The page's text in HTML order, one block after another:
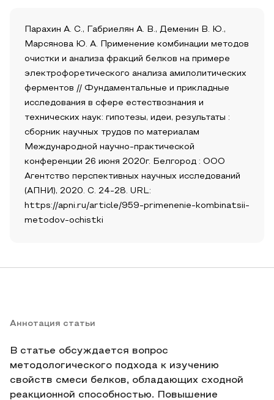
Парахин А. С., Габриелян А. В., Деменин В. Ю.,
Марсянова Ю. А. Применение комбинации методов
очистки и анализа фракций белков на примере
электрофоретического анализа амилолитических
ферментов // Фундаментальные и прикладные
исследования в сфере естествознания и
технических наук: гипотезы, идеи, результаты :
сборник научных трудов по материалам
Международной научно-практической
конференции 26 июня 2020г. Белгород : ООО
Агентство перспективных научных исследований
(АПНИ), 2020. С. 24-28. URL:
https://apni.ru/article/959-primenenie-kombinatsii-
metodov-ochistki
Аннотация статьи
В статье обсуждается вопрос
методологического подхода к изучению
свойств смеси белков, обладающих сходной
реакционной способностью. Повышение